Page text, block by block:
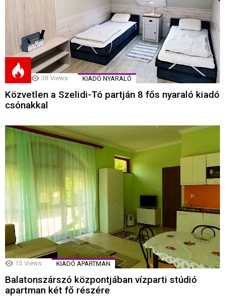
38 Views KIADÓ NYARALÓ
Közvetlen a Szelidi-Tó partján 8 fős nyaraló kiadó
csónakkal
15 Views KIADÓ APARTMAN
Balatonszárszó központjában vízparti stúdió
apartman két fő részére